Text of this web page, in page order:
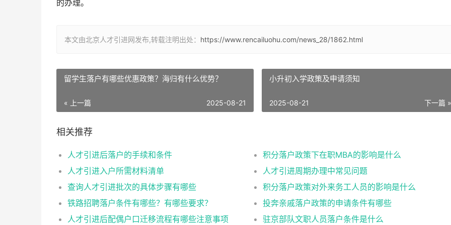
的办理。
本文由北京人才引进网发布,转载注明出处： https://www.rencailuohu.com/news_28/1862.html
留学生落户有哪些优惠政策？海归有什么优势？
« 上一篇 2025-08-21
小升初入学政策及申请须知
下一篇 »
2025-08-21
相关推荐
人才引进后落户的手续和条件
积分落户政策下在职MBA的影响是什么
人才引进入户所需材料清单
人才引进周期办理中常见问题
查询人才引进批次的具体步骤有哪些
积分落户政策对外来务工人员的影响是什么
铁路招聘落户条件有哪些？有哪些要求？
投奔亲戚落户政策的申请条件有哪些
人才引进后配偶户口迁移流程有哪些注意事项
驻京部队文职人员落户条件是什么